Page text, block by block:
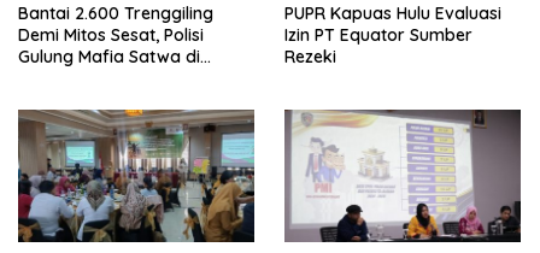
Bantai 2.600 Trenggiling
Demi Mitos Sesat, Polisi
Gulung Mafia Satwa di
PUPR Kapuas Hulu Evaluasi
Izin PT Equator Sumber
Rezeki